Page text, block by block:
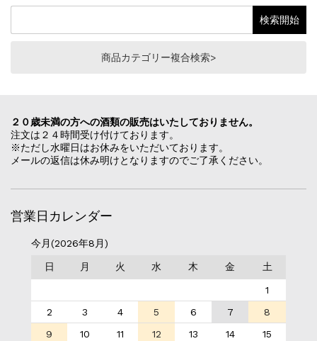
商品カテゴリー複合検索>
２０歳未満の方への酒類の販売はいたしておりません。
注文は２４時間受け付けております。
※ただし水曜日はお休みをいただいております。
メールの返信は休み明けとなりますのでご了承ください。
営業日カレンダー
今月(2026年8月)
日 月 火 水 木 金 土
1
2
3 4 5 6 7
8
9
10 11 12 13 14
15